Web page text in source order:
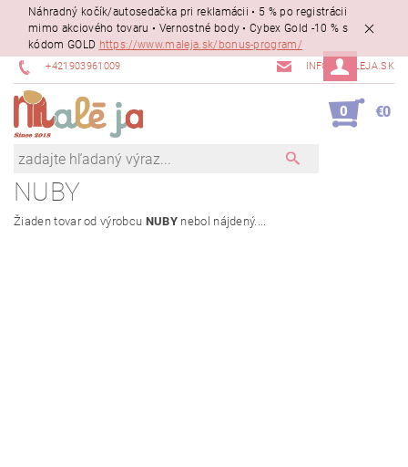
Náhradný kočík/autosedačka pri reklamácii • 5 % po registrácii
mimo akciového tovaru • Vernostné body • Cybex Gold -10 % s
kódom GOLD https://www.maleja.sk/bonus-program/
+421903961009 INFO@MALEJA.SK
0 €0
NUBY
Žiaden tovar od výrobcu NUBYnebol nájdený....